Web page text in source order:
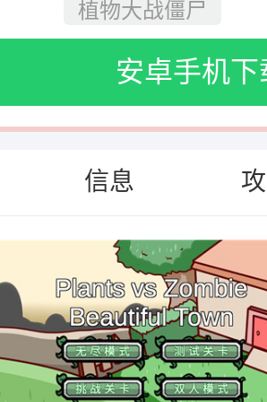
植物大战僵尸
安卓手机下
信息